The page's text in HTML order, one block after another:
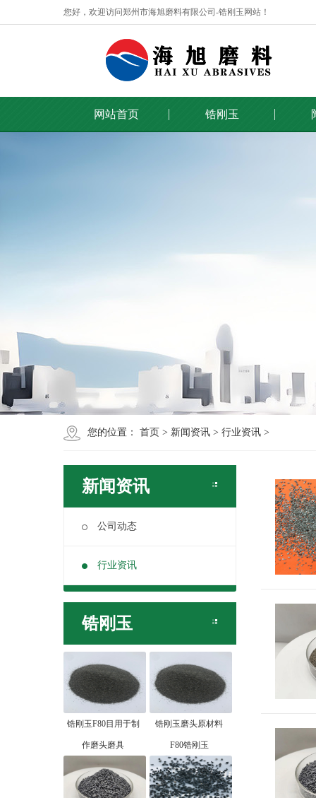
您好，欢迎访问郑州市海旭磨料有限公司-锆刚玉网站！
网站首页 锆刚玉
您的位置： 首页 > 新闻资讯 > 行业资讯 >
新闻资讯
公司动态
行业资讯
锆刚玉
锆刚玉F80目用于制
作磨头磨具
锆刚玉磨头原材料
F80锆刚玉